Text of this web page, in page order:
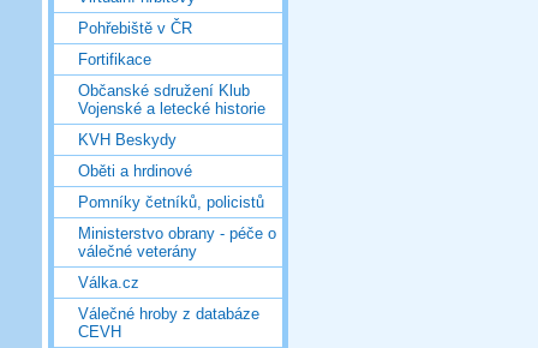
Pohřebiště v ČR
Fortifikace
Občanské sdružení Klub
Vojenské a letecké historie
KVH Beskydy
Oběti a hrdinové
Pomníky četníků, policistů
Ministerstvo obrany - péče o
válečné veterány
Válka.cz
Válečné hroby z databáze
CEVH